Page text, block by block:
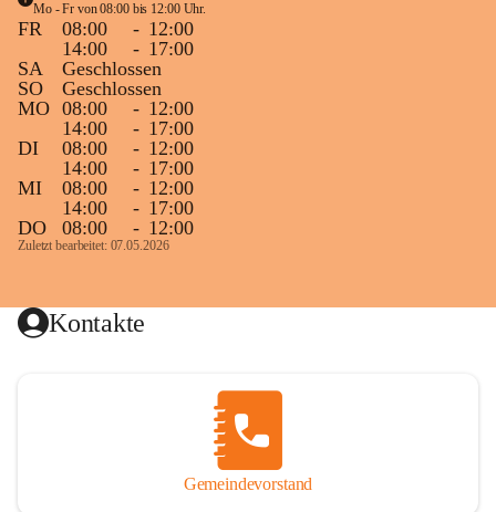
Mo - Fr von 08:00 bis 12:00 Uhr.
FR 08:00 - 12:00
14:00
- 17:00
SA
Geschlossen
SO
Geschlossen
MO 08:00 - 12:00
14:00
- 17:00
DI
08:00 - 12:00
14:00
- 17:00
MI
08:00 - 12:00
14:00
- 17:00
DO
08:00 - 12:00
Zuletzt bearbeitet: 07.05.2026
Kontakte
Gemeindevorstand